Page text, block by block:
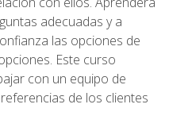
adecuadas y a
las opciones de
Este curso
con un equipo de
de los clientes